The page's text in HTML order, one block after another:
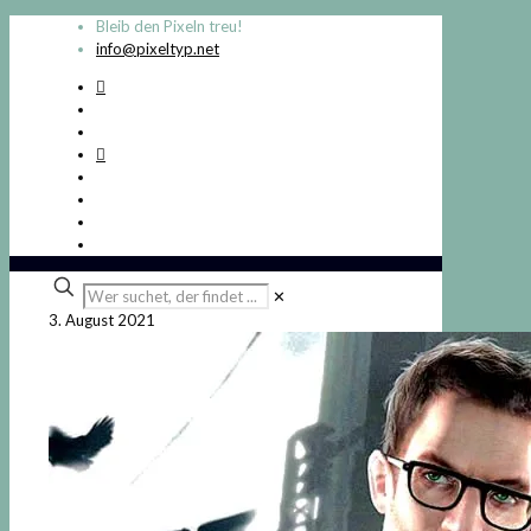
Bleib den Pixeln treu!
info@pixeltyp.net
Wer
suchet,
der
✕
3. August 2021